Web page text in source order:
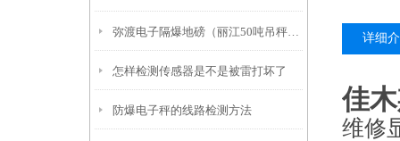
弥渡电子隔爆地磅（丽江50吨吊秤）福贡10吨汽车衡）红塔挂钩称
怎样检测传感器是不是被雷打坏了
防爆电子秤的线路检测方法
详细
佳
维修